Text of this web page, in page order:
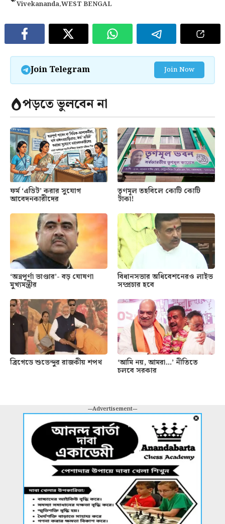
Vivekananda,WEST BENGAL
Join Telegram Join Now
পড়তে ভুলবেন না
ফর্ম ‘এডিট’ করার সুযোগ
আবেদনকারীদের
তৃণমূল তহবিলে কোটি কোটি
টাকা!
‘অন্নপূর্ণা ভাণ্ডার’- বড় ঘোষণা
মুখ্যমন্ত্রীর
বিধানসভার অধিবেশনেরও লাইভ
সম্প্রচার হবে
ব্রিগেডে শুভেন্দুর রাজকীয় শপথ ‘আমি নয়, আমরা…’ নীতিতে
চলবে সরকার
---Advertisement---